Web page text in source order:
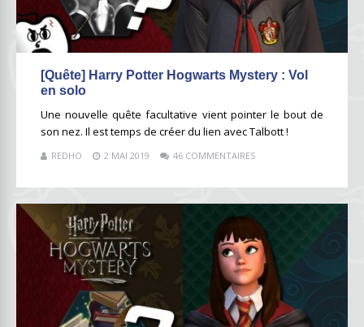
[Quête] Harry Potter Hogwarts Mystery : Vol
en solo
Une nouvelle quête facultative vient pointer le bout de
son nez. Il est temps de créer du lien avec Talbott !
REDHO 2 MAI 2019 46 COMMENTAIRES